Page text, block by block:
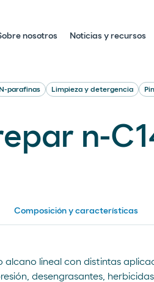
nosotros Noticias y recursos
N-parafinas Limpieza y detergencia
n-
Composición y características
alcano lineal con distintas
desengrasantes,